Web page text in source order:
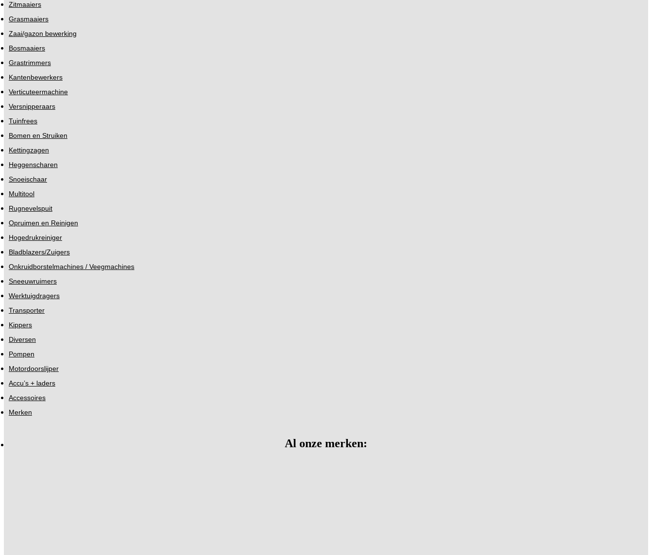
Zitmaaiers
Grasmaaiers
Zaai/gazon bewerking
Bosmaaiers
Grastrimmers
Kantenbewerkers
Verticuteermachine
Versnipperaars
Tuinfrees
Bomen en Struiken
Kettingzagen
Heggenscharen
Snoeischaar
Multitool
Rugnevelspuit
Opruimen en Reinigen
Hogedrukreiniger
Bladblazers/Zuigers
Onkruidborstelmachines / Veegmachines
Sneeuwruimers
Werktuigdragers
Transporter
Kippers
Diversen
Pompen
Motordoorslijper
Accu’s + laders
Accessoires
Merken
Al onze merken: